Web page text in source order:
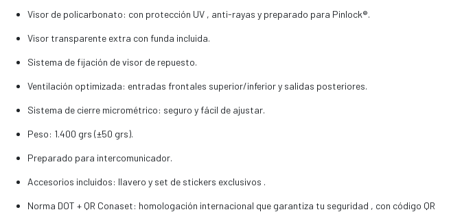
Visor de policarbonato: con protección UV , anti-rayas y preparado para Pinlock®.
Visor transparente extra con funda incluida.
Sistema de fijación de visor de repuesto.
Ventilación optimizada: entradas frontales superior/inferior y salidas posteriores.
Sistema de cierre micrométrico: seguro y fácil de ajustar.
Peso: 1.400 grs (±50 grs).
Preparado para intercomunicador.
Accesorios incluidos: llavero y set de stickers exclusivos .
Norma DOT + QR Conaset: homologación internacional que garantiza tu seguridad , con código QR